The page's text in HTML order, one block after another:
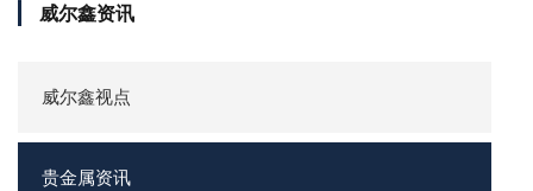
威尔鑫资讯
威尔鑫视点
贵金属资讯